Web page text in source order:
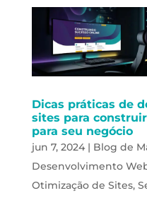
Dicas práticas de
sites para
para seu negócio
jun 7, 2024| Blog de
Desenvolvimento
Otimização de Sites,